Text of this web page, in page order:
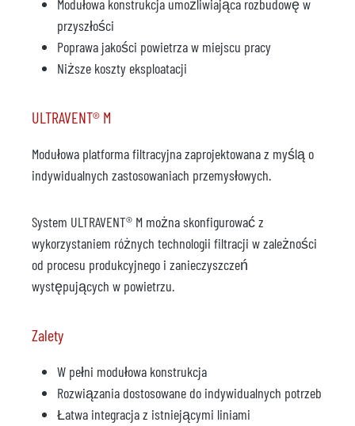
Modułowa konstrukcja umożliwiająca rozbudowę w
przyszłości
Poprawa jakości powietrza w miejscu pracy
Niższe koszty eksploatacji
ULTRAVENT® M
Modułowa platforma filtracyjna zaprojektowana z myślą o
indywidualnych zastosowaniach przemysłowych.
System ULTRAVENT® M można skonfigurować z
wykorzystaniem różnych technologii filtracji w zależności
od procesu produkcyjnego i zanieczyszczeń
występujących w powietrzu.
Zalety
W pełni modułowa konstrukcja
Rozwiązania dostosowane do indywidualnych potrzeb
Łatwa integracja z istniejącymi liniami